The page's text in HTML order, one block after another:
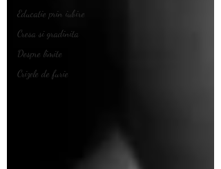
Educatie prin iubire
Cresa si gradinita
Despre limite
Crizele de furie